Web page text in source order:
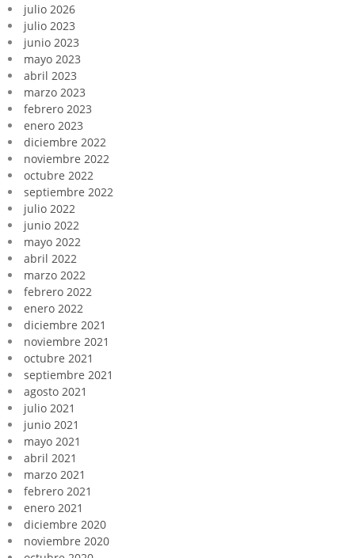
julio 2026
julio 2023
junio 2023
mayo 2023
abril 2023
marzo 2023
febrero 2023
enero 2023
diciembre 2022
noviembre 2022
octubre 2022
septiembre 2022
julio 2022
junio 2022
mayo 2022
abril 2022
marzo 2022
febrero 2022
enero 2022
diciembre 2021
noviembre 2021
octubre 2021
septiembre 2021
agosto 2021
julio 2021
junio 2021
mayo 2021
abril 2021
marzo 2021
febrero 2021
enero 2021
diciembre 2020
noviembre 2020